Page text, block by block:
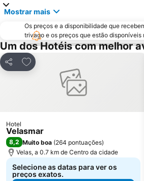
Mostrar mais
Os preços e a disponibilidade que
trivago e os preços que estão disponíveis
Um dos Hotéis com melhor
Partilhar
Adicionar aos favoritos
Hotel
Velasmar
8,2 Muito boa (264 pontuações)
Velas, a 0.7 km de Centro da cidade
Selecione as datas para ver os
preços exatos.